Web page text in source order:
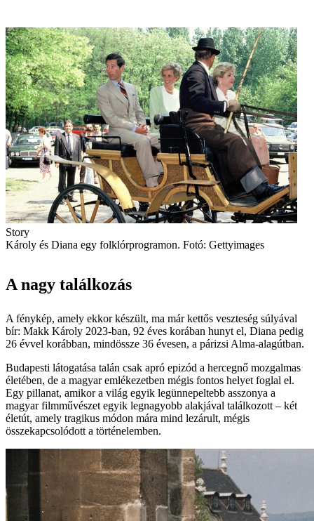
Story
Károly és Diana egy folklórprogramon. Fotó: Gettyimages
A nagy találkozás
A fénykép, amely ekkor készült, ma már kettős veszteség súlyával
bír: Makk Károly 2023-ban, 92 éves korában hunyt el, Diana pedig
26 évvel korábban, mindössze 36 évesen, a párizsi Alma-alagútban.
Budapesti látogatása talán csak apró epizód a hercegnő mozgalmas
életében, de a magyar emlékezetben mégis fontos helyet foglal el.
Egy pillanat, amikor a világ egyik legünnepeltebb asszonya a
magyar filmművészet egyik legnagyobb alakjával találkozott – két
életút, amely tragikus módon mára mind lezárult, mégis
összekapcsolódott a történelemben.